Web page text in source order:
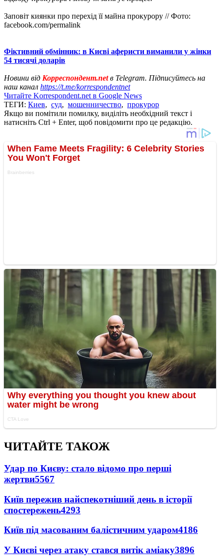
Заповіт киянки про перехід її майна прокурору // Фото:
facebook.com/permalink
Фіктивний обмінник: в Києві аферисти виманили у жінки
54 тисячі доларів
Новини від Корреспондент.netв Telegram. Підписуйтесь на
наш канал https://t.me/korrespondentnet
Читайте Korrespondent.net в Google News
ТЕГИ: Киев, суд, мошенничество, прокурор
Якщо ви помітили помилку, виділіть необхідний текст і
натисніть Ctrl + Enter, щоб повідомити про це редакцію.
ЧИТАЙТЕ ТАКОЖ
Удар по Києву: стало відомо про перші
жертви5567
Київ пережив найспекотніший день в історії
спостережень4293
Київ під масованим балістичним ударом4186
У Києві через атаку стався витік аміаку3896